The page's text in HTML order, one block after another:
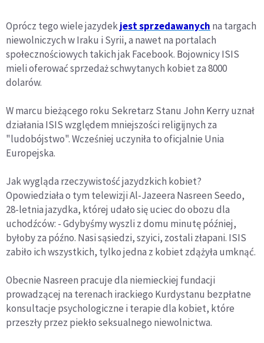
Oprócz tego wiele jazydekjest sprzedawanych na targach
niewolniczych w Iraku i Syrii, a nawet na portalach
społecznościowych takich jak Facebook. Bojownicy ISIS
mieli oferować sprzedaż schwytanych kobiet za 8000
dolarów.
W marcu bieżącego roku Sekretarz Stanu John Kerry uznał
działania ISIS względem mniejszości religijnych za
"ludobójstwo". Wcześniej uczyniła to oficjalnie Unia
Europejska.
Jak wygląda rzeczywistość jazydzkich kobiet?
Opowiedziała o tym telewizji Al-Jazeera Nasreen Seedo,
28-letnia jazydka, której udało się uciec do obozu dla
uchodźców: - Gdybyśmy wyszli z domu minutę później,
byłoby za późno. Nasi sąsiedzi, szyici, zostali złapani. ISIS
zabiło ich wszystkich, tylko jedna z kobiet zdążyła umknąć.
Obecnie Nasreen pracuje dla niemieckiej fundacji
prowadzącej na terenach irackiego Kurdystanu bezpłatne
konsultacje psychologiczne i terapie dla kobiet, które
przeszły przez piekło seksualnego niewolnictwa.